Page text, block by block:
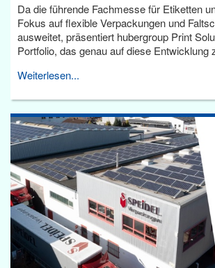
Da die führende Fachmesse für Etiketten
Fokus auf flexible Verpackungen und
ausweitet, präsentiert hubergroup Print
Portfolio, das genau auf diese Entwicklung
Weiterlesen...